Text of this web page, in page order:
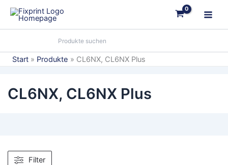
Zum
Inhalt
springen
Start Produkte CL6NX, CL6NX Plus
CL6NX, CL6NX Plus
Filter